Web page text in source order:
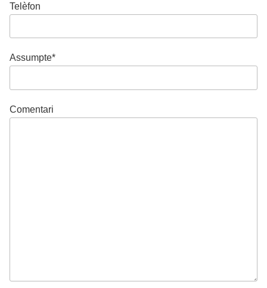
Telèfon
Assumpte*
Comentari